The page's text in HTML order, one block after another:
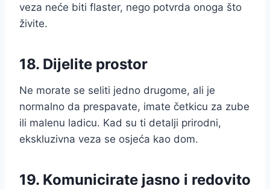
veza neće biti flaster, nego potvrda onoga što
živite.
18. Dijelite prostor
Ne morate se seliti jedno drugome, ali je
normalno da prespavate, imate četkicu za zube
ili malenu ladicu. Kad su ti detalji prirodni,
ekskluzivna veza se osjeća kao dom.
19. Komunicirate jasno i redovito